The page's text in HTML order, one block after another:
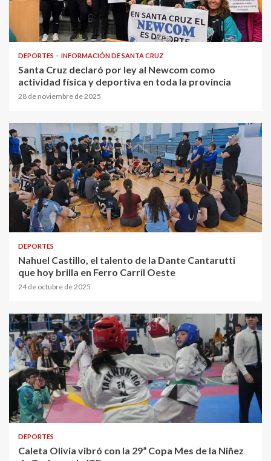
DEPORTES INFORMACIÓN DE SANTA CRUZ
Santa Cruz declaró por ley al Newcom como
actividad física y deportiva en toda la provincia
28 de noviembre de 2025
DEPORTES
Nahuel Castillo, el talento de la Dante Cantarutti
que hoy brilla en Ferro Carril Oeste
24 de octubre de 2025
DEPORTES
Caleta Olivia vibró con la 29ª Copa Mes de la Niñez